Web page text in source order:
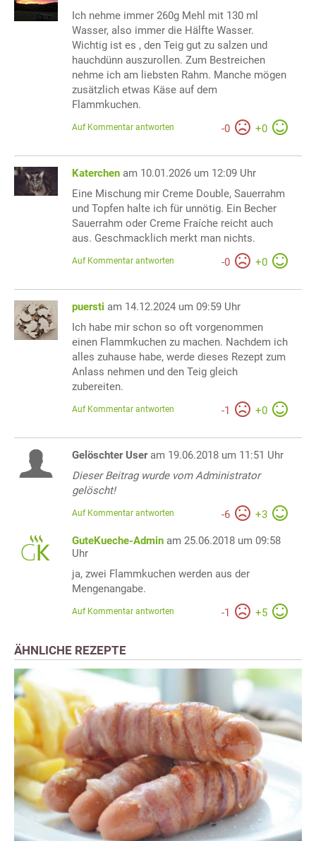
Ich nehme immer 260g Mehl mit 130 ml
Wasser, also immer die Hälfte Wasser.
Wichtig ist es , den Teig gut zu salzen und
hauchdünn auszurollen. Zum Bestreichen
nehme ich am liebsten Rahm. Manche mögen
zusätzlich etwas Käse auf dem
Flammkuchen.
-0 +0
Auf Kommentar antworten
Katerchen am 10.01.2026 um 12:09 Uhr
Eine Mischung mir Creme Double, Sauerrahm
und Topfen halte ich für unnötig. Ein Becher
Sauerrahm oder Creme Fraíche reicht auch
aus. Geschmacklich merkt man nichts.
-0 +0
Auf Kommentar antworten
puersti am 14.12.2024 um 09:59 Uhr
Ich habe mir schon so oft vorgenommen
einen Flammkuchen zu machen. Nachdem ich
alles zuhause habe, werde dieses Rezept zum
Anlass nehmen und den Teig gleich
zubereiten.
-1 +0
Auf Kommentar antworten
Gelöschter User am 19.06.2018 um 11:51 Uhr
Dieser Beitrag wurde vom Administrator
gelöscht!
-6 +3
Auf Kommentar antworten
GuteKueche-Admin am 25.06.2018 um 09:58
Uhr
ja, zwei Flammkuchen werden aus der
Mengenangabe.
-1 +5
Auf Kommentar antworten
ÄHNLICHE REZEPTE